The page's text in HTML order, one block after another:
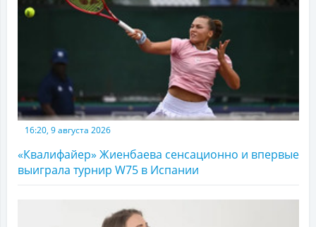
16:20, 9 августа 2026
«Квалифайер» Жиенбаева сенсационно и впервые
выиграла турнир W75 в Испании